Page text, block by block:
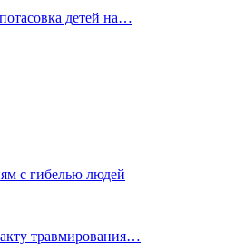
детей на…
с гибелью людей
травмирования…